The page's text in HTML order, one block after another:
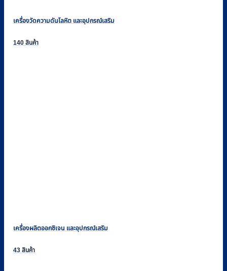
เครื่องวัดความดันโลหิต และอุปกรณ์เสริม
140 สินค้า
เครื่องผลิตออกซิเจน และอุปกรณ์เสริม
43 สินค้า